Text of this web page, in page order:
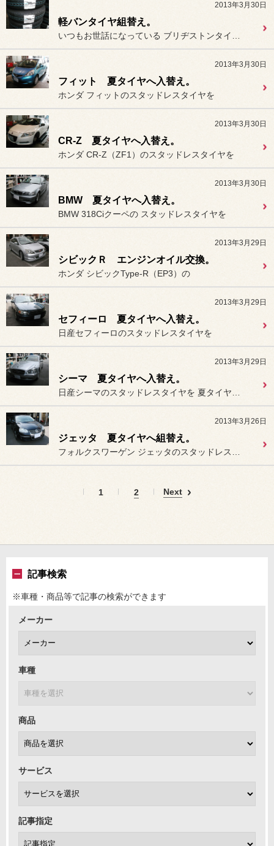
2013年3月30日
軽バンタイヤ組替え。
2013年3月30日
フィット 夏タイヤへ入替え。
ホンダ フィットのスタッドレスタイヤを
2013年3月30日
CR-Z 夏タイヤへ入替え。
ホンダ CR-Z（ZF1）のスタッドレスタイヤを
2013年3月30日
BMW 夏タイヤへ入替え。
BMW 318Ciクーペの スタッドレスタイヤを
2013年3月29日
シビックＲ エンジンオイル交換。
ホンダ シビックType-R（EP3）の
2013年3月29日
セフィーロ 夏タイヤへ入替え。
日産セフィーロのスタッドレスタイヤを
2013年3月29日
シーマ 夏タイヤへ入替え。
2013年3月26日
ジェッタ 夏タイヤへ組替え。
1 2 Next
記事検索
※車種・商品等で記事の検索ができます
メーカー
車種
商品
サービス
記事指定